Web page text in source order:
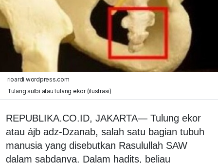
rioardi.wordpress.com
Tulang sulbi atau tulang ekor (ilustrasi)
REPUBLIKA.CO.ID, JAKARTA— Tulung ekor
atau ájb adz-Dzanab, salah satu bagian tubuh
manusia yang disebutkan Rasulullah SAW
dalam sabdanya. Dalam hadits, beliau